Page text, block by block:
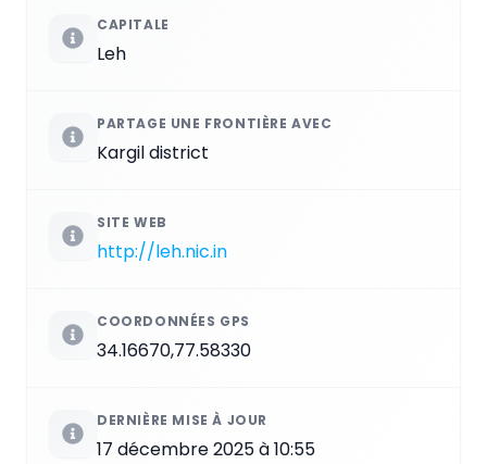
CAPITALE
Leh
PARTAGE UNE FRONTIÈRE AVEC
Kargil district
SITE WEB
http://leh.nic.in
COORDONNÉES GPS
34.16670,77.58330
DERNIÈRE MISE À JOUR
17 décembre 2025 à 10:55